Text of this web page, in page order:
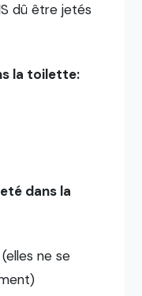
dû être jetés
la toilette:
dans la
ne se